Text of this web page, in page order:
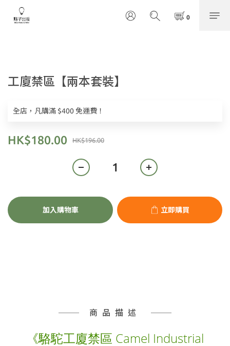
工廈禁區【兩本套裝】
全店，凡購滿 $400 免運費！
HK$196.00
HK$180.00
加入購物車 立即購買
商品描述
《駱駝工廈禁區 Camel Industrial